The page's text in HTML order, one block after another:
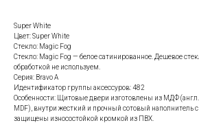
Super White
Цвет: Super White
Стекло: Magic Fog
Стекло: Magic Fog — белое сатинированное. Дешевое
обработкой не используем.
Серия: Bravo A
Идентификатор группы аксессуров: 482
Особенности: Щитовые двери изготовлены из МДФ
MDF), внутри жесткий и прочный сотовый наполнитель
защищены износостойкой кромкой из ПВХ.